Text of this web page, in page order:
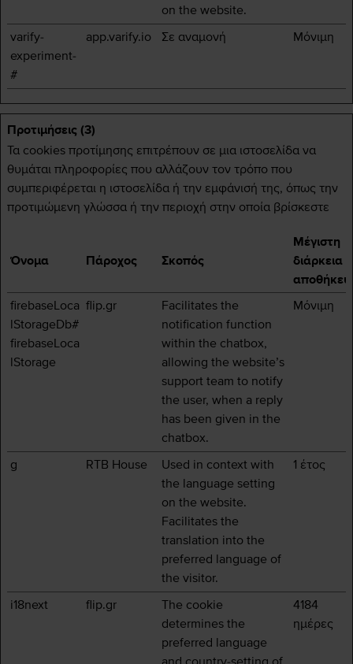
on the website.
varify-
experiment-
#
app.varify.io Σε αναμονή Μόνιμη
Προτιμήσεις (3)
Τα cookies προτίμησης επιτρέπουν σε μια ιστοσελίδα να
θυμάται πληροφορίες που αλλάζουν τον τρόπο που
συμπεριφέρεται η ιστοσελίδα ή την εμφάνισή της, όπως την
προτιμώμενη γλώσσα ή την περιοχή στην οποία βρίσκεστε
Όνομα Πάροχος Σκοπός
Μέγιστη
διάρκεια
firebaseLoca
lStorageDb#
firebaseLoca
lStorage
flip.gr
Facilitates the
notification function
within the chatbox,
allowing the website’s
support team to notify
the user, when a reply
has been given in the
chatbox.
Μόνιμη
g RTB House
Used in context with
the language setting
on the website.
Facilitates the
translation into the
preferred language of
the visitor.
1 έτος
i18next flip.gr
The cookie
determines the
preferred language
4184
ημέρες